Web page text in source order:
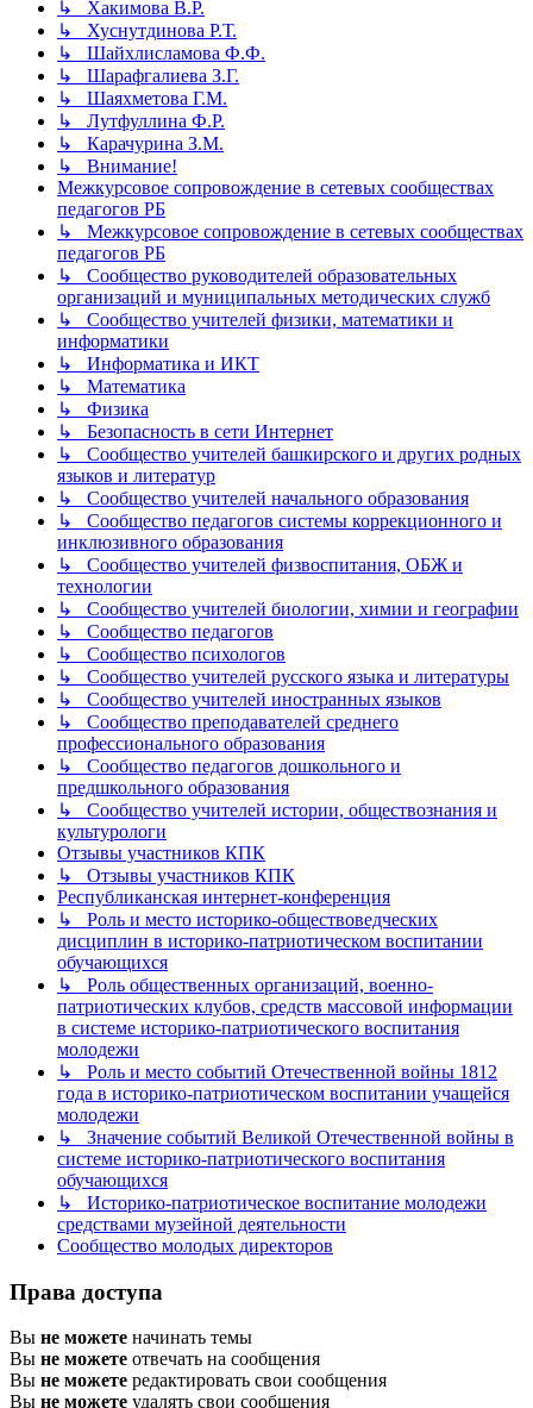
↳ Хакимова В.Р.
↳ Хуснутдинова Р.Т.
↳ Шайхлисламова Ф.Ф.
↳ Шарафгалиева З.Г.
↳ Шаяхметова Г.М.
↳ Лутфуллина Ф.Р.
↳ Карачурина З.М.
↳ Внимание!
Межкурсовое сопровождение в сетевых сообществах
педагогов РБ
↳ Межкурсовое сопровождение в сетевых сообществах
педагогов РБ
↳ Сообщество руководителей образовательных
организаций и муниципальных методических служб
↳ Сообщество учителей физики, математики и
информатики
↳ Информатика и ИКТ
↳ Математика
↳ Физика
↳ Безопасность в сети Интернет
↳ Сообщество учителей башкирского и других родных
языков и литератур
↳ Сообщество учителей начального образования
↳ Сообщество педагогов системы коррекционного и
инклюзивного образования
↳ Сообщество учителей физвоспитания, ОБЖ и
технологии
↳ Сообщество учителей биологии, химии и географии
↳ Сообщество педагогов
↳ Сообщество психологов
↳ Сообщество учителей русского языка и литературы
↳ Сообщество учителей иностранных языков
↳ Сообщество преподавателей среднего
профессионального образования
↳ Сообщество педагогов дошкольного и
предшкольного образования
↳ Сообщество учителей истории, обществознания и
культурологи
Отзывы участников КПК
↳ Отзывы участников КПК
Республиканская интернет-конференция
↳ Роль и место историко-обществоведческих
дисциплин в историко-патриотическом воспитании
обучающихся
↳ Роль общественных организаций, военно-
патриотических клубов, средств массовой информации
в системе историко-патриотического воспитания
молодежи
↳ Роль и место событий Отечественной войны 1812
года в историко-патриотическом воспитании учащейся
молодежи
↳ Значение событий Великой Отечественной войны в
системе историко-патриотического воспитания
обучающихся
↳ Историко-патриотическое воспитание молодежи
средствами музейной деятельности
Сообщество молодых директоров
Права доступа
Вы не можете начинать темы
Вы не можете отвечать на сообщения
Вы не можете редактировать свои сообщения
Вы не можете удалять свои сообщения